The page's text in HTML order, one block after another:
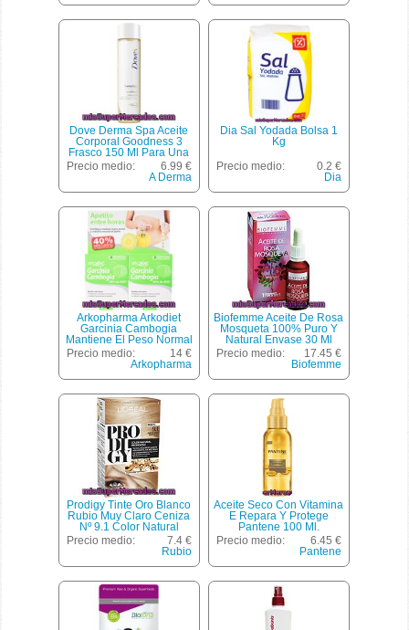
Dove Derma Spa Aceite
Corporal Goodness 3
Frasco 150 Ml Para Una
Piel Aterciopelada
Luminosa Y De Aspecto
Precio medio:
6.99 €
A Derma
Dia Sal Yodada Bolsa 1
Kg
Precio medio:
0.2 €
Dia
Arkopharma Arkodiet
Garcinia Cambogia
Mantiene El Peso Normal
Y Reduce La Sensación
De Apetito Blister 90
Precio medio:
14 €
Arkopharma
Biofemme Aceite De Rosa
Mosqueta 100% Puro Y
Natural Envase 30 Ml
Precio medio:
17.45 €
Biofemme
Prodigy Tinte Oro Blanco
Rubio Muy Claro Ceniza
Nº 9.1 Color Natural
Prodigioso Caja 1 Unidad
Tecnología Micro-aceite
Precio medio:
7.4 €
Rubio
Aceite Seco Con Vitamina
E Repara Y Protege
Pantene 100 Ml.
Precio medio:
6.45 €
Pantene